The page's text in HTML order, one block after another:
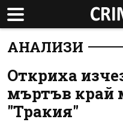
АНАЛИЗИ
Откриха
мъртъв край
"Тракия"